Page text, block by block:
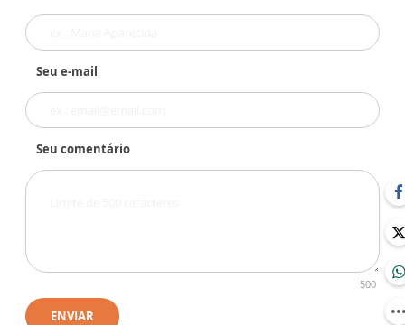
Seu e-mail
Seu comentário
500
ENVIAR